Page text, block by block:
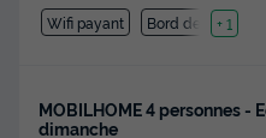
Wifi payant Bord de mer
+ 1
MOBILHOME 4 personnes -
dimanche